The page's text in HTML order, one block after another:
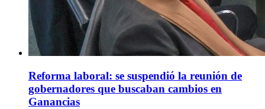
Reforma laboral: se suspendió la reunión de
gobernadores que buscaban cambios en
Ganancias